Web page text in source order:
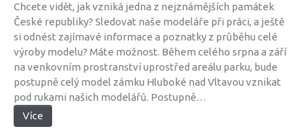
Chcete vidět, jak vzniká jedna z nejznámějších památek
České republiky? Sledovat naše modeláře při práci, a ještě
si odnést zajímavé informace a poznatky z průběhu celé
výroby modelu? Máte možnost. Během celého srpna a září
na venkovním prostranství uprostřed areálu parku, bude
postupně celý model zámku Hluboké nad Vltavou vznikat
pod rukami našich modelářů. Postupně…
Více